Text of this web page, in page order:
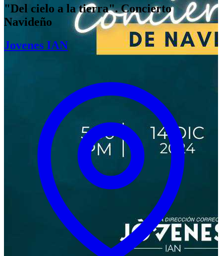
"Del cielo a la tierra". Concierto
Navideño
Jovenes IAN